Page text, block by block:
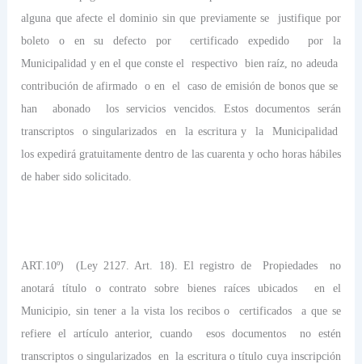
alguna que afecte el dominio sin que previamente se
justifique por
boleto o en su defecto por
certificado expedido
por la
Municipalidad y en el que conste el
respectivo bien raíz, no adeuda
contribución de afirmado
o en el
caso de emisión de bonos que se
han
abonado
los servicios vencidos. Estos documentos serán
transcriptos
o singularizados en la escritura y la
Municipalidad
los expedirá gratuitamente dentro de las cuarenta y ocho horas hábiles
de haber sido solicitado.
ART.10º) (Ley 2127. Art. 18). El registro de Propiedades
no
anotará título o contrato sobre bienes raíces ubicados
en el
Municipio, sin tener a la vista los recibos o
certificados
a que se
refiere el artículo anterior, cuando
esos documentos
no estén
transcriptos o singularizados
en la escritura o título cuya inscripción